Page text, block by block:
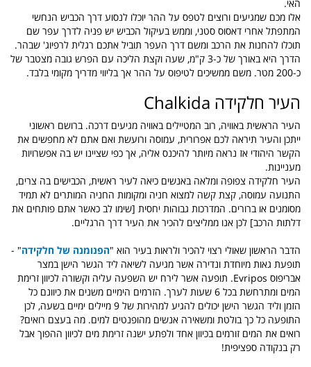
האי.
אלו מכם שמגיעים ורוצים לטפס על ההר יוכלו לנסוע דרך הכביש הנחשי
המתפתל אחרי דאסוס סטני, וממש בעיקול הכביש יש פניה לדרך עפר שם
תוכלו להחנות את הרכב ומשם דרך העפר תוביל אתכם רגלית לרפיוג' שבהר.
הדרך היא באורך של כ-3 ק"מ, שעה וקצת הליכה עם הפרש גובה מצטבר של
כ-200 מטר. משם ממשיכים לטיפוס על ההר אך בליווי מדריך מקומי בלבד.
העיר חלקידה Chalkida
העיר הראשית באוויה, רוב המטיילים באוויה מגיעים דרכה. ברושם ראשוני
ייתכן והעיר תיראה לכם אפרורית, עמוסה ורועשת ואם אתם לא מחפשים את
הקשר היהודי אז נראה מיותר להיכנס אליה, אך כפי שציינו יש בה אפשרויות
מעניינות.
העיר חלקידה צפופה ומלאה באנשים כיאה לעיר ראשית, הכבישים בה צרים,
התנועה עמוסה, קצת קשה למצוא חניה ומקומות החניה המותרים לא תמיד
מסומנים או ברורים. המדרכות גבוהות יחסית [שימו לב כאשר אתם פותחים את
דלתות הרכב] לכן אנו ממליצים להכיר את העיר דרך הרגליים.
הדבר הראשון שאולי רצוי להכיר ולראות בעיר הוא "הפנומנה של חלקידה" -
תופעת גאות מיוחדת ונדירה אשר מגיעה לשיאה ליד הגשר הישן במצר
אבריפוס Evripos. תופעה אשר לירח יש השפעה עליה וקשורה לכיוון זרימת
המים ומתרחשת בכל 6 שעות לערך. הזרמים הימיים משנים את כיוונם כל
הזמן וליד הגשר הישן יכולים להגיע למהירות של 9 מיילים ימיים בשעה, לכן
התופעה כל כך בולטת ומשאירה אנשים מהופנטים למים. מה בעצם רואים?
רואים את המים זורמים בכיוון אחד ולפתע ישנה זרימת מים לכיוון ההפוך אבל
רק בנקודה ספציפית!